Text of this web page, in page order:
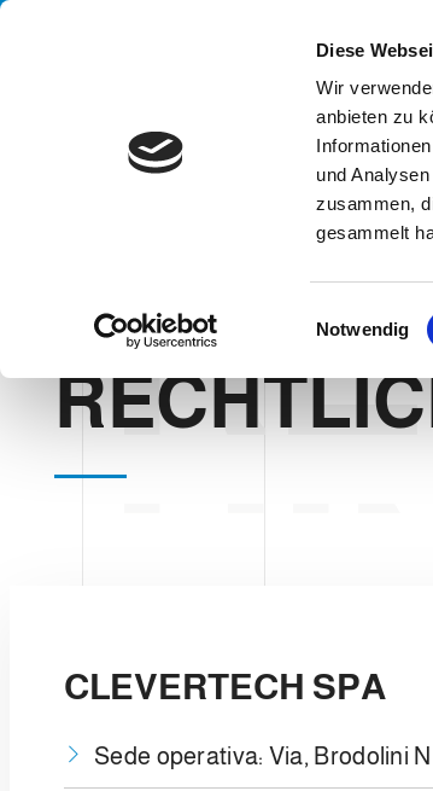
Diese
Wir
anbieten zu
und
zusammen,
gesammelt
i
i
a
s
Notwendig
HOME RECHTLICHE HINWEISE
CLEVERTECH SPA
Sede operativa: Via, Brodolini